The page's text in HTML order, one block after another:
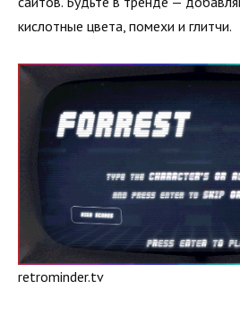
кислотные цвета, помехи и глитчи.
retrominder.tv